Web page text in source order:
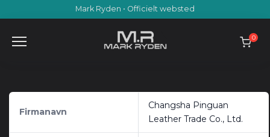
to
Mark Ryden • Officielt websted
0
Firmanavn
Changsha Pinguan
Leather Trade Co., Ltd.